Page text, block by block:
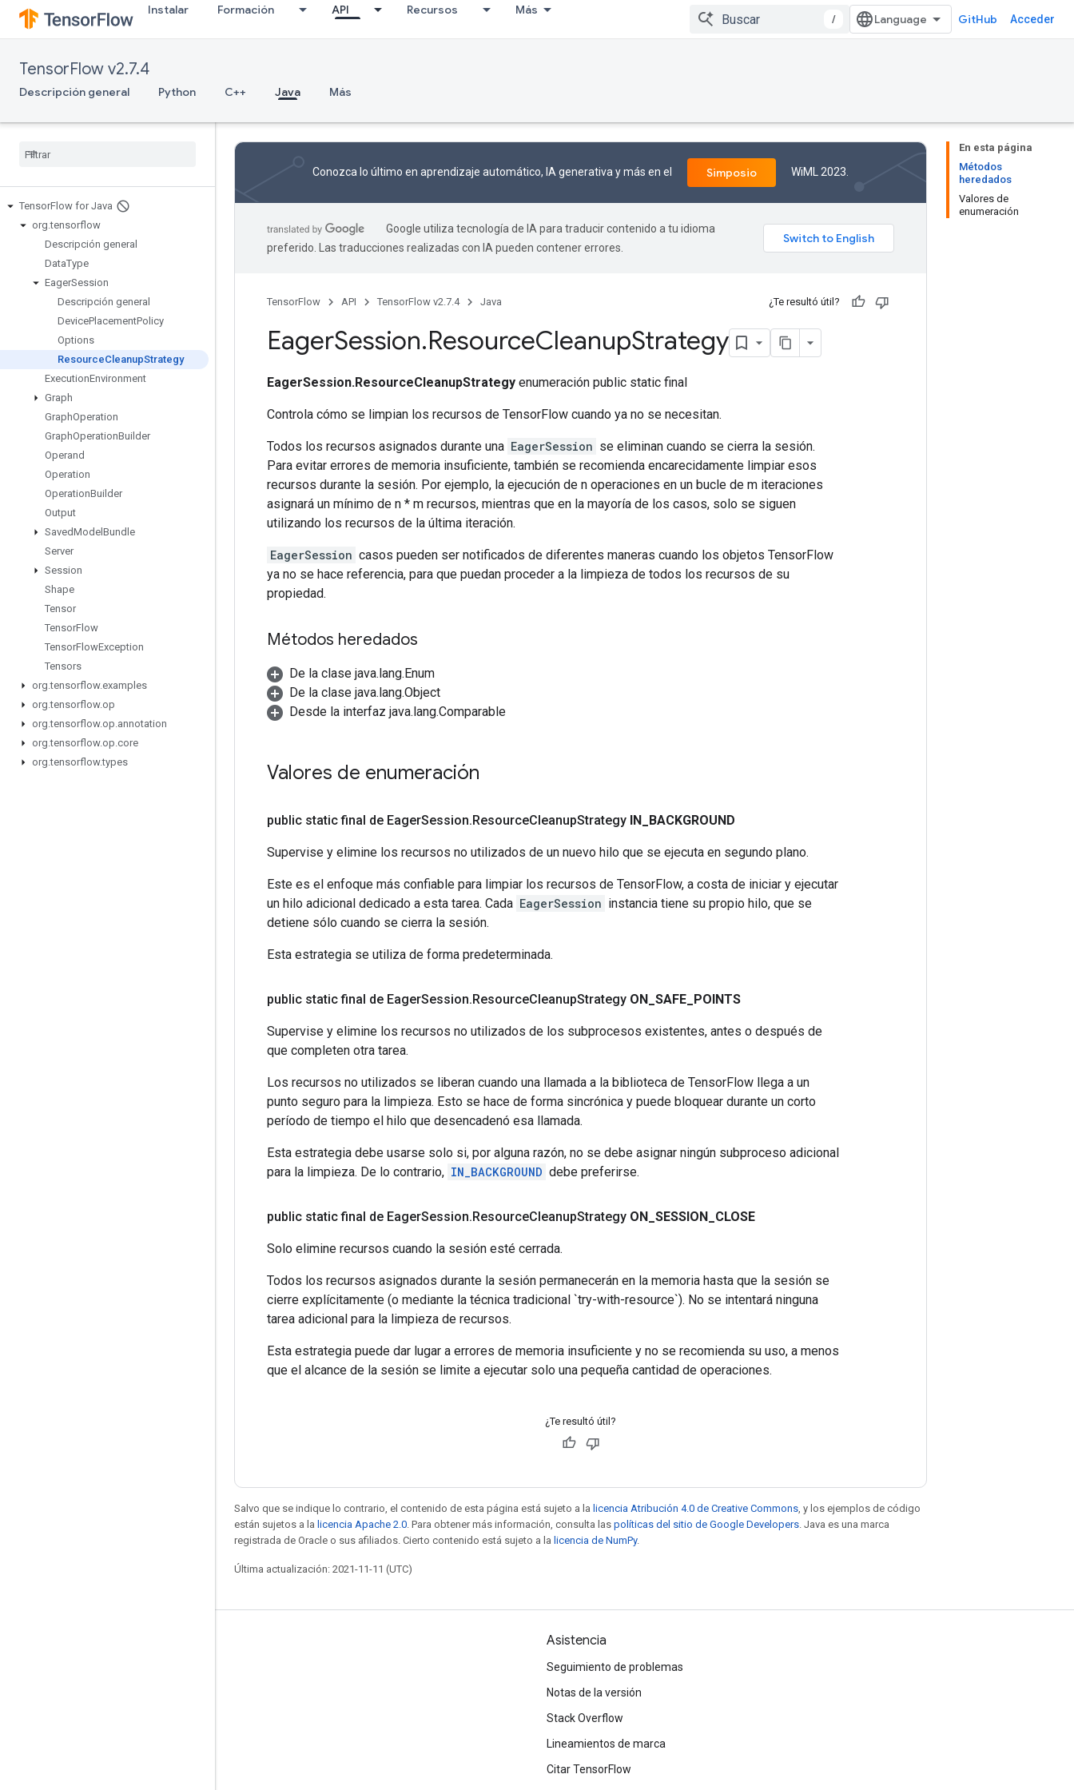
Instalar Formación API Recursos Más
/ GitHub Acceder
TensorFlow v2.7.4
Descripción general Python C++ Java Más
TensorFlow for Java
org.tensorflow
Descripción general
DataType
EagerSession
Descripción general
DevicePlacementPolicy
Options
ResourceCleanupStrategy
ExecutionEnvironment
Graph
GraphOperation
GraphOperationBuilder
Operand
Operation
OperationBuilder
Output
SavedModel Bundle
Server
Session
Shape
Tensor
TensorFlow
TensorFlowException
Tensors
org.tensorflow.examples
org.tensorflow.op
org.tensorflow.op.annotation
org.tensorflow.op.core
org.tensorflow.types
En esta página
Métodos
heredados
Valores de
enumeración
Conozca lo último en aprendizaje automático, IA generativa y más en el Simposio WiML 2023.
Google utiliza tecnología de IA para traducir contenido a tu idioma
preferido. Las traducciones realizadas con IA pueden contener errores.
TensorFlow API TensorFlow v2.7.4 Java ¿Te resultó útil?
EagerSession.ResourceCleanupStrategy
EagerSession.ResourceCleanupStrategy enumeración public static final
Controla cómo se limpian los recursos de TensorFlow cuando ya no se necesitan.
Todos los recursos asignados durante una EagerSession se eliminan cuando se cierra la sesión.
Para evitar errores de memoria insuficiente, también se recomienda encarecidamente limpiar esos
recursos durante la sesión. Por ejemplo, la ejecución de n operaciones en un bucle de m iteraciones
asignará un mínimo de n * m recursos, mientras que en la mayoría de los casos, solo se siguen
utilizando los recursos de la última iteración.
EagerSession casos pueden ser notificados de diferentes maneras cuando los objetos TensorFlow
ya no se hace referencia, para que puedan proceder a la limpieza de todos los recursos de su
propiedad.
Métodos heredados
De la clase java.lang.Enum
De la clase java.lang.Object
Desde la interfaz java.lang.Comparable
Valores de enumeración
public static final de EagerSession.ResourceCleanupStrategy IN BACKGROUND
Supervise y elimine los recursos no utilizados de un nuevo hilo que se ejecuta en segundo plano.
Este es el enfoque más confiable para limpiar los recursos de TensorFlow, a costa de iniciar y ejecutar
un hilo adicional dedicado a esta tarea. Cada EagerSession instancia tiene su propio hilo, que se
detiene sólo cuando se cierra la sesión.
Esta estrategia se utiliza de forma predeterminada.
public static final de EagerSession.ResourceCleanupStrategy ON SAFE POINTS
Supervise y elimine los recursos no utilizados de los subprocesos existentes, antes o después de
que completen otra tarea.
Los recursos no utilizados se liberan cuando una llamada a la biblioteca de TensorFlow llega a un
punto seguro para la limpieza. Esto se hace de forma sincrónica y puede bloquear durante un corto
período de tiempo el hilo que desencadenó esa llamada.
Esta estrategia debe usarse solo si, por alguna razón, no se debe asignar ningún subproceso adicional
para la limpieza. De lo contrario, IN_BACKGROUND debe preferirse.
public static final de EagerSession.ResourceCleanupStrategy ON SESSION CLOSE
Solo elimine recursos cuando la sesión esté cerrada.
Todos los recursos asignados durante la sesión permanecerán en la memoria hasta que la sesión se
cierre explícitamente (o mediante la técnica tradicional `try-with-resource`). No se intentará ninguna
tarea adicional para la limpieza de recursos.
Esta estrategia puede dar lugar a errores de memoria insuficiente y no se recomienda su uso, a menos
que el alcance de la sesión se limite a ejecutar solo una pequeña cantidad de operaciones.
¿Te resultó útil?
Salvo que se indique lo contrario, el contenido de esta página está sujeto a la licencia Atribución 4.0 de Creative Commons , y los ejemplos de código
están sujetos a la licencia Apache 2.0 . Para obtener más información, consulta las políticas del sitio de Google Developers . Java es una marca
registrada de Oracle o sus afiliados. Cierto contenido está sujeto a la licencia de NumPy.
Última actualización: 2021-11-11 (UTC)
Asistencia
Seguimiento de problemas
Notas de la versión
Stack Overflow
Lineamientos de marca
Citar TensorFlow